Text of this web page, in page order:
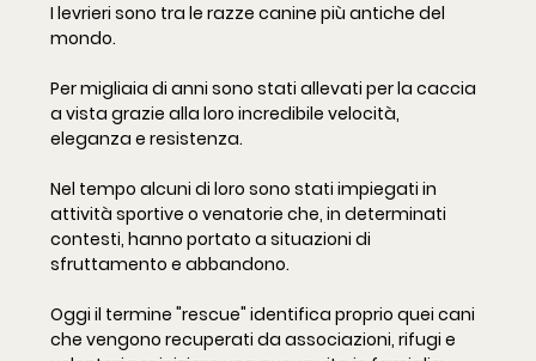
I levrieri sono tra le razze canine più antiche del
mondo.
Per migliaia di anni sono stati allevati per la caccia
a vista grazie alla loro incredibile velocità,
eleganza e resistenza.
Nel tempo alcuni di loro sono stati impiegati in
attività sportive o venatorie che, in determinati
contesti, hanno portato a situazioni di
sfruttamento e abbandono.
Oggi il termine "rescue" identifica proprio quei cani
che vengono recuperati da associazioni, rifugi e